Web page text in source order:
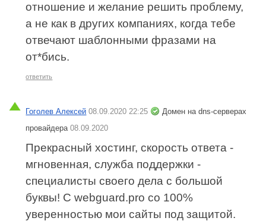
отношение и желание решить проблему,
а не как в других компаниях, когда тебе
отвечают шаблонными фразами на
от*бись.
ответить
Гоголев Алексей 08.09.2020 22:25
Домен на dns-серверах
провайдера08.09.2020
Прекрасный хостинг, скорость ответа -
мгновенная, служба поддержки -
специалисты своего дела с большой
буквы! С webguard.pro со 100%
уверенностью мои сайты под защитой.